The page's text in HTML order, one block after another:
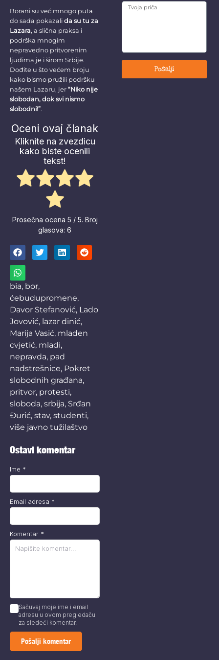
Borani su već mnogo puta
do sada pokazali da su tu za
Lazara, a slična praksa i
podrška mnogim
nepravedno pritvorenim
ljudima je i širom Srbije.
Dođite u što većem broju
kako bismo pružili podršku
našem Lazaru, jer “Niko nije
slobodan, dok svi nismo
slobodni!”.
Oceni ovaj članak
Kliknite na zvezdicu
kako biste ocenili
tekst!
Prosečna ocena 5 / 5. Broj
glasova: 6
bia, bor,
ćebudupromene,
Davor Stefanović, Lado
Jovović, lazar dinić,
Marija Vasić, mladen
cvjetić, mladi,
nepravda, pad
nadstrešnice, Pokret
slobodnih građana,
pritvor, protesti,
sloboda, srbija, Srđan
Đurić, stav, studenti,
više javno tužilaštvo
Ostavi komentar
Komentar *
Ime *
Email adresa *
Sačuvaj moje ime i email
adresu u ovom pregledaču
za sledeći komentar.
Pošalji